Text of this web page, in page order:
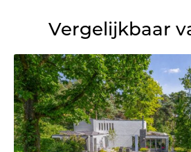
Vergelijkbaar